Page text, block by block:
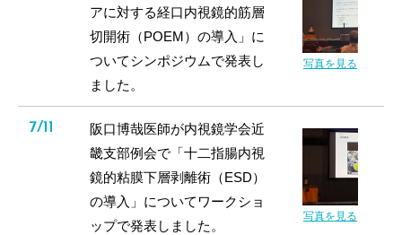
アに対する経口内視鏡的筋層
切開術（POEM）の導入」に
ついてシンポジウムで発表し
ました。
写真を見る
7/11
阪口博哉医師が内視鏡学会近
畿支部例会で「十二指腸内視
鏡的粘膜下層剥離術（ESD）
の導入」についてワークショ
ップで発表しました。
写真を見る